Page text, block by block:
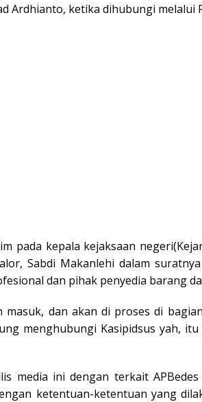
Ardhianto, ketika dihubungi melalui
pada kepala kejaksaan
Sabdi Makanlehi dalam
dan pihak penyedia barang
masuk, dan akan di proses di
menghubungi Kasipidsus yah,
media ini dengan terkait
ketentuan-ketentuan yang